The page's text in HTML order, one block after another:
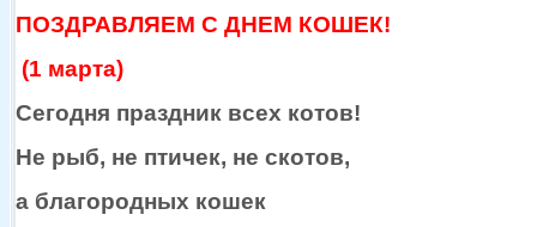
ПОЗДРАВЛЯЕМ С ДНЕМ КОШЕК!
(1 марта)
Сегодня праздник всех котов!
Не рыб, не птичек, не скотов,
а благородных кошек